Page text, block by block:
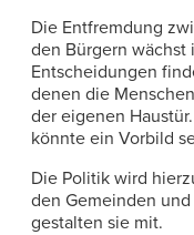
Die Entfremdung
den Bürgern wächst
Entscheidungen
denen die
der eigenen
könnte ein Vorbild
Die Politik wird
den Gemeinden
gestalten sie mit.